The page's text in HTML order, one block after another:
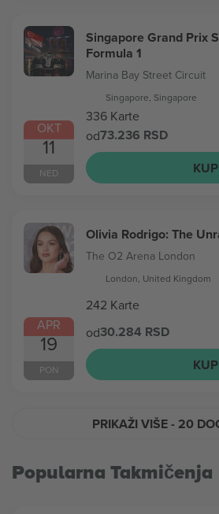
OKT
11
NED
Singapore Grand Prix
Formula 1
Marina Bay Street Circuit
Singapore, Singapore
336 Karte
od73.236 RSD
APR
19
PON
Olivia Rodrigo: The
The O2 Arena London
London, United Kingdom
242 Karte
od30.284 RSD
PRIKAŽI VIŠE- 20
Popularna Takmičenja